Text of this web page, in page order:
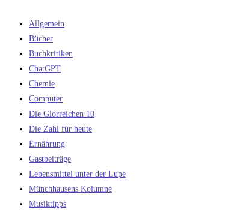
Allgemein
Bücher
Buchkritiken
ChatGPT
Chemie
Computer
Die Glorreichen 10
Die Zahl für heute
Ernährung
Gastbeiträge
Lebensmittel unter der Lupe
Münchhausens Kolumne
Musiktipps